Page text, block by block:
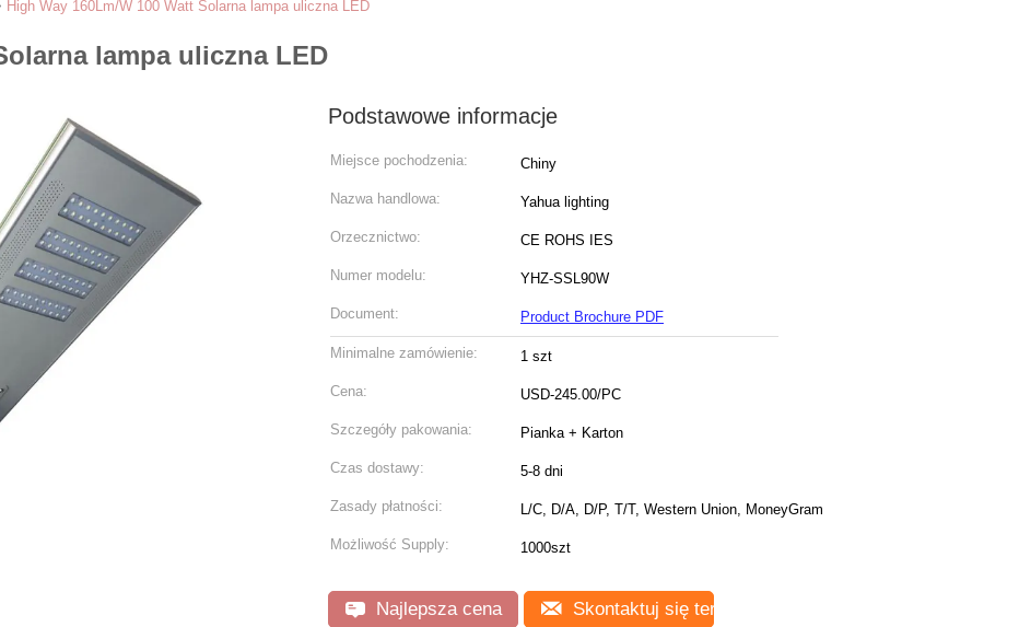
High Way 160Lm/W 100 Watt Solarna lampa uliczna LED
lampa uliczna LED
Podstawowe informacje
Miejsce pochodzenia: Chiny
Nazwa handlowa: Yahua lighting
Orzecznictwo: CE ROHS IES
Numer modelu: YHZ-SSL90W
Document: Product Brochure PDF
Minimalne zamówienie: 1 szt
Cena: USD-245.00/PC
Szczegóły pakowania: Pianka + Karton
Czas dostawy: 5-8 dni
Zasady płatności: L/C, D/A, D/P, T/T, Western Union, MoneyGram
Możliwość Supply: 1000szt
Najlepsza cena Skontaktuj się teraz